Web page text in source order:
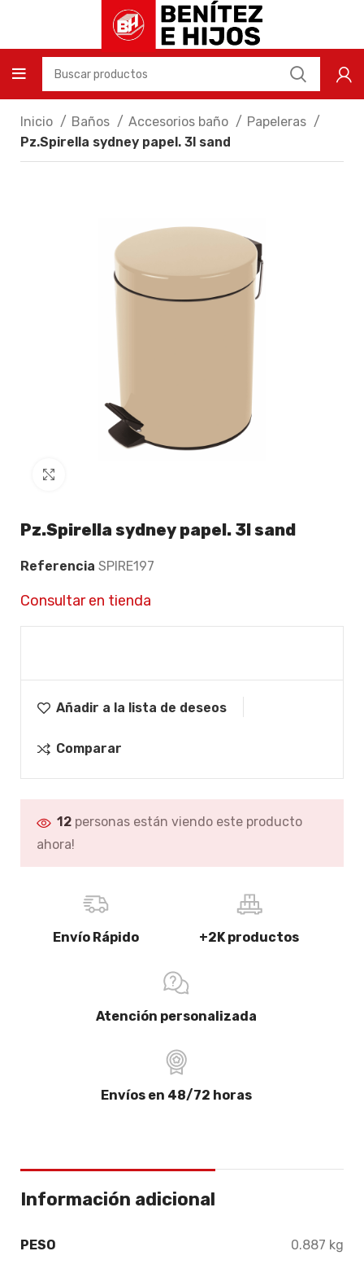
Inicio Baños Accesorios baño
Papeleras
Pz.Spirella sydney papel. 3l sand
Pz.Spirella sydney papel. 3l sand
Referencia SPIRE197
Consultar en tienda
Añadir a la lista de deseos
Comparar
12 personas están viendo este producto
ahora!
Envío Rápido +2K productos
Atención personalizada
Envíos en 48/72 horas
Información adicional
PESO 0.887 kg